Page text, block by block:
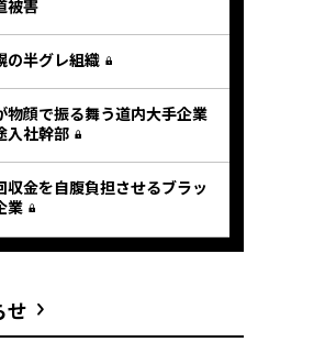
被害
の半グレ組織
物顔で振る舞う道内大手企業
入社幹部
収金を自腹負担させるブラッ
業
せ